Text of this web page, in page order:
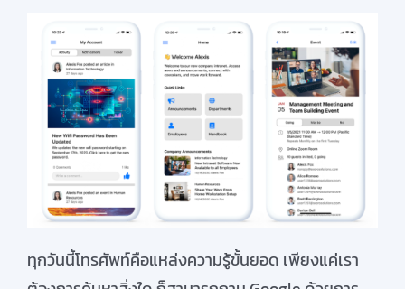
ทุกวันนี้โทรศัพท์คือแหล่งความรู้ขั้นยอด เพียงแค่เรา